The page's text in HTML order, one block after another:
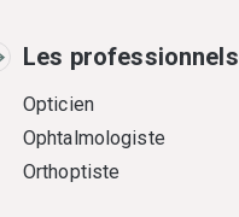
Les professionnels
Opticien
Ophtalmologiste
Orthoptiste